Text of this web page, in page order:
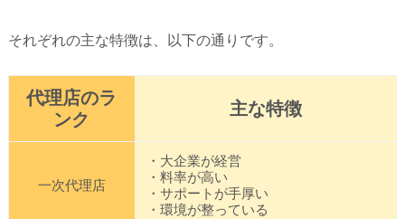
それぞれの主な特徴は、以下の通りです。
代理店のラ
ンク
主な特徴
一次代理店
・大企業が経営
・料率が高い
・サポートが手厚い
・環境が整っている